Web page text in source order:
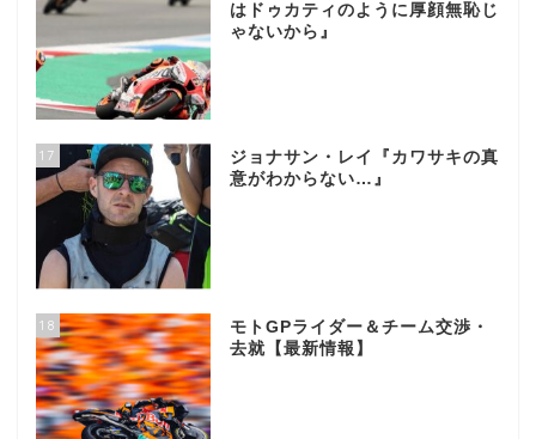
はドゥカティのように厚顔無恥じ
ゃないから』
17
ジョナサン・レイ『カワサキの真
意がわからない…』
18
モトGPライダー＆チーム交渉・
去就【最新情報】